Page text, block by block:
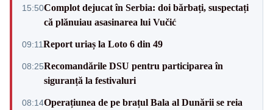
15:50Complot dejucat în Serbia: doi bărbați, suspectați
că plănuiau asasinarea lui Vučić
09:11Report uriaș la Loto 6 din 49
08:25Recomandările DSU pentru participarea în
siguranță la festivaluri
08:14Operațiunea de pe brațul Bala al Dunării se reia